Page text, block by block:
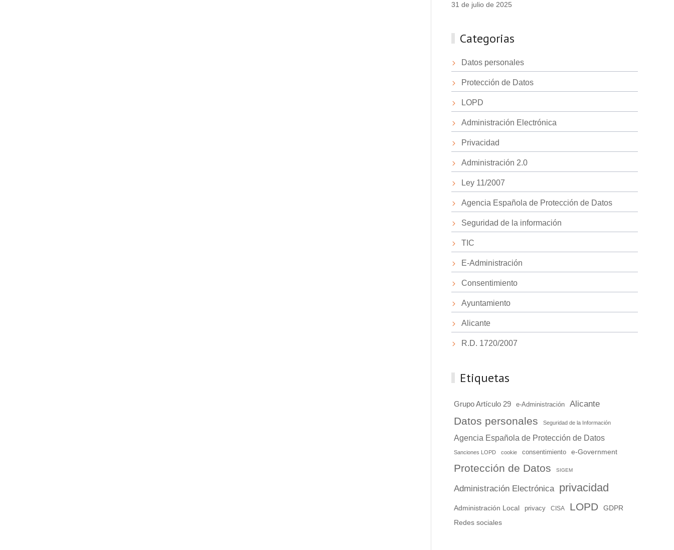
31 de julio de 2025
Categorias
Datos personales
Protección de Datos
LOPD
Administración Electrónica
Privacidad
Administración 2.0
Ley 11/2007
Agencia Española de Protección de Datos
Seguridad de la información
TIC
E-Administración
Consentimiento
Ayuntamiento
Alicante
R.D. 1720/2007
Etiquetas
Grupo Artículo 29 e-Administración Alicante
Datos personales Seguridad de la Información
Agencia Española de Protección de Datos
Sanciones LOPD cookie consentimiento e-Government
Protección de Datos SIGEM
Administración Electrónica privacidad
Administración Local privacy CISA LOPD
GDPR
Redes sociales